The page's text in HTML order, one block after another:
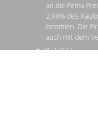
an die Firma
2,98% des
bezahlen. Die
auch mit dem
* Pflichtfelder